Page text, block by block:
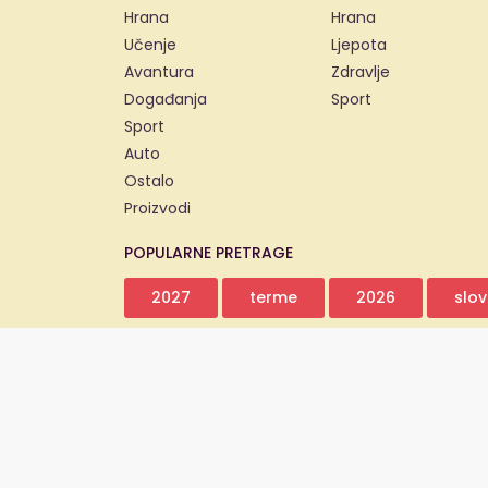
Hrana
Učenje
Avantura
Događanja
Sport
Auto
Ostalo
Proizvodi
Hrana
Ljepota
Zdravlje
Sport
POPULARNE PRETRAGE
2027 terme 2026